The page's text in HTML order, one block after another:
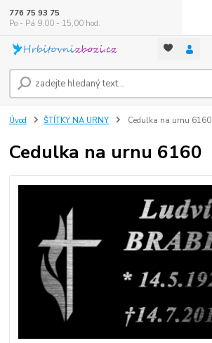
776 75 93 75
Po - Pá 9,00 - 15,00 hod.
Úvod ŠTÍTKY NA URNY Cedulka na urnu 6160
Cedulka na urnu 6160